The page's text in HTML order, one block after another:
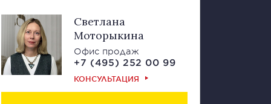
Светлана
Моторыкина
Офис продаж
+7 (495) 252 00 99
КОНСУЛЬТАЦИЯ